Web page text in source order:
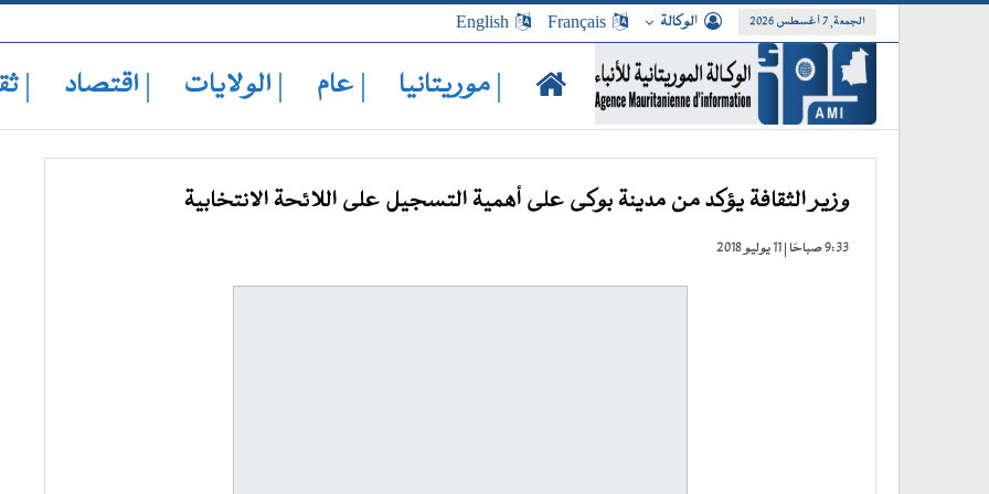
الجمعة, 7 أغسطس 2026 الوكالة Français
English
| موريتانيا | عام | الولايات | اقتصاد |
وزير الثقافة يؤكد من مدينة بوكى على أهمية التسجيل على اللائحة الانتخابية
9:33 صباحًا | 11 يوليو 2018